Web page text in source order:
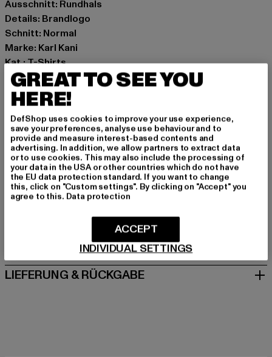
Ausschnitt: Rundhals
Details: Brandlogo
Schnitt: Normal
Marke: Karl Kani
Kat.: T-Shirts
Farbe: weiß
Hersteller Farbe: white
Materialzusammensetzung: 100% Baumwolle
Art.Nr: 6069169-00220
Hersteller: Urban Styles Agency GmbH & Co. KG |
agentur@urbanstylesagency.com
Schanzenstraße 41 | 51063 Köln | DE
GRÖSSE & PASSFORM
PFLEGEHINWEISE
LIEFERUNG & RÜCKGABE
GREAT TO SEE YOU
HERE!
DefShop uses cookies to improve your use experience,
save your preferences, analyse use behaviour and to
provide and measure interest-based contents and
advertising. In addition, we allow partners to extract data
or to use cookies. This may also include the processing of
your data in the USA or other countries which do not have
the EU data protection standard. If you want to change
this, click on "Custom settings". By clicking on "Accept" you
agree to this. Data protection
INDIVIDUAL SETTINGS
ACCEPT